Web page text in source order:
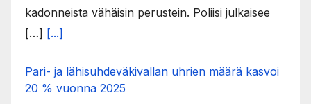
kadonneista vähäisin perustein. Poliisi julkaisee
[…] [...]
Pari- ja lähisuhdeväkivallan uhrien määrä kasvoi
20 % vuonna 2025